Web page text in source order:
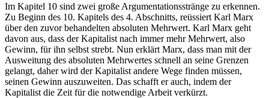
Im Kapitel 10 sind zwei große Argumentationsstränge zu erkennen.
Zu Beginn des 10. Kapitels des 4. Abschnitts, reüssiert Karl Marx
über den zuvor behandelten absoluten Mehrwert. Karl Marx geht
davon aus, dass der Kapitalist nach immer mehr Mehrwert, also
Gewinn, für ihn selbst strebt. Nun erklärt Marx, dass man mit der
Ausweitung des absoluten Mehrwertes schnell an seine Grenzen
gelangt, daher wird der Kapitalist andere Wege finden müssen,
seinen Gewinn auszuweiten. Das schafft er auch, indem der
Kapitalist die Zeit für die notwendige Arbeit verkürzt.